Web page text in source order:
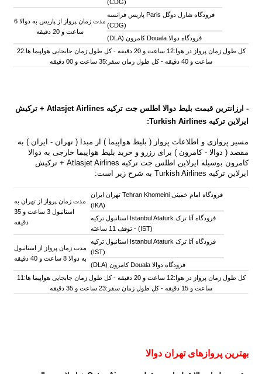
(CDG)
فرودگاه شارل دوگل Paris پاریس فرانسه
(CDG)
مدت زمان پرواز از پاریس به دوالا 6
ساعت و 20 دقیقه
فرودگاه دوالا Douala کامرون (DLA)
کل طول زمان پرواز در هوا:12 ساعت و 20 دقیقه - کل طول زمان جابجایی هواپیما ها:22
ساعت و 40 دقیقه - کل طول زمان سفر:35 ساعت و 00 دقیقه
- ارزانترین قیمت بلیط دوالا اطلس جت ترکیه Atlasjet Airlines + ترکیش
ایرلاین ترکیه Turkish Airlines
:
مسیر پروازی و اطلاعات پرواز ( بلیط هواپیما ) از مبدا ( تهران - ایران ) به
مقصد ( دوالا - کامرون ) برای رزرو و خرید بلیط هواپیما خارجی به دوالا
کامرون بوسیله ایرلاین اطلس جت ترکیه Atlasjet Airlines + ترکیش
ایرلاین ترکیه Turkish Airlines به شرح زیر است:
فرودگاه امام خمینی Tehran Khomeini تهران ایران
(IKA)
مدت زمان پرواز از تهران به
استانبول 3 ساعت و 35
دقیقه
فرودگاه آتا ترک Istanbul Ataturk استانبول ترکیه
(IST) -
توقف 11 ساعته
فرودگاه آتا ترک Istanbul Ataturk استانبول ترکیه
(IST)
مدت زمان پرواز از استانبول
به دوالا 8 ساعت و 40 دقیقه
فرودگاه دوالا Douala کامرون (DLA)
کل طول زمان پرواز در هوا:12 ساعت و 20 دقیقه - کل طول زمان جابجایی هواپیما ها:11
ساعت و 15 دقیقه - کل طول زمان سفر:23 ساعت و 35 دقیقه
بهترین پروازهای تهران دوالا